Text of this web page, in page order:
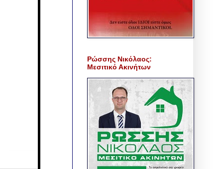
Ρώσσης Νικόλαος:
Μεσιτικό Ακινήτων